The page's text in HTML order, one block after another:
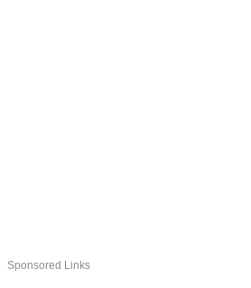
Sponsored Links